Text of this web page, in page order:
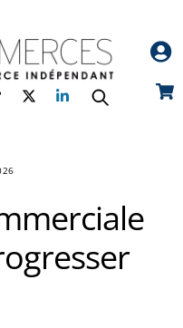
TikTokTwitterLinkedin